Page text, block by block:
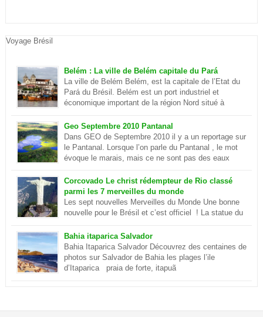
Voyage Brésil
Belém : La ville de Belém capitale du Pará
La ville de Belém Belém, est la capitale de l’Etat du
Pará du Brésil. Belém est un port industriel et
économique important de la région Nord situé à
Atlantique. Elle se situe sur la rivière Parà qui fait partie de
l’Amazone et elle est séparé du delta du plus […]
Geo Septembre 2010 Pantanal
Dans GEO de Septembre 2010 il y a un reportage sur
le Pantanal. Lorsque l’on parle du Pantanal , le mot
évoque le marais, mais ce ne sont pas des eaux
dans le Pantanal Le Pantanal est un paradis sur terre, c’est aussi
le plus grand delta […]
Corcovado Le christ rédempteur de Rio classé
parmi les 7 merveilles du monde
Les sept nouvelles Merveilles du Monde Une bonne
nouvelle pour le Brésil et c’est officiel ! La statue du
merveilles du monde . Ce sont environ cent millions d’internautes
qui les ont choisies lors d’un concours. En savoir plus sur le
Corcovado
Bahia itaparica Salvador
Bahia Itaparica Salvador Découvrez des centaines de
photos sur Salvador de Bahia les plages l’ile
d’Itaparica praia de forte, itapuã